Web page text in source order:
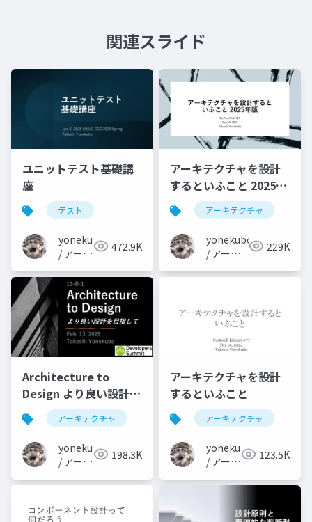
関連スライド
ユニットテスト基礎講
座
テスト
yonekubo
/ アーキ
の教科
書
472.9K
アーキテクチャを設計
するといふこと 2025年
版
アーキテクチャ
yonekubo
/ アーキ
教科書
229K
Architecture to
Design より良い設計を
目指してアーキテクチャ
yonekubo
/ アーキ
の教科
書
198.3K
アーキテクチャを設計
するといふこと
アーキテクチャ
yonekubo
/ アーキ
の教科
123.5K